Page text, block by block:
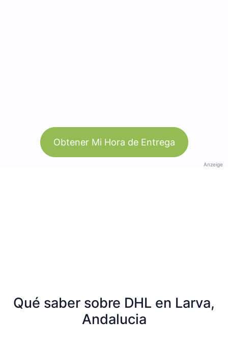
Obtener Mi Hora de Entrega
Anzeige
Qué saber sobre DHL en Larva,
Andalucia